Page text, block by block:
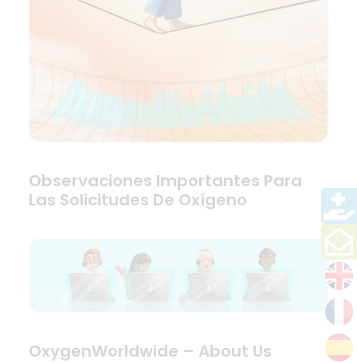
Observaciones Importantes Para
Las Solicitudes De Oxígeno
OxygenWorldwide – About Us